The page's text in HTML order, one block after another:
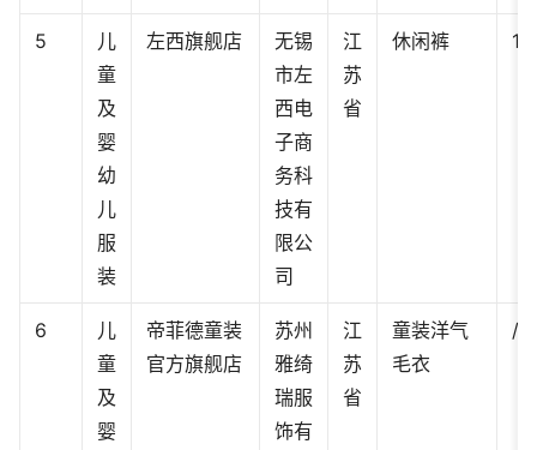
5
儿
童
及
婴
幼
儿
服
装
左西旗舰店
无锡
市左
西电
子商
务科
技有
限公
司
江
苏
省
休闲裤
6
儿
童
及
婴
帝菲德童装
官方旗舰店
苏州
雅绮
瑞服
饰有
江
苏
省
童装洋气
毛衣
/